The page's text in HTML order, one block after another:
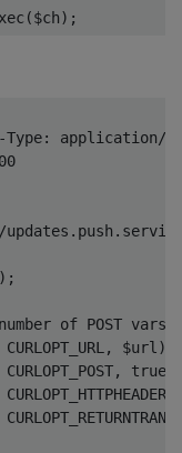
($ch);
Type: application/
of POST vars,
CURLOPT_URL , $url );
CURLOPT_POST, true
CURLOPT_HTTPHEADER